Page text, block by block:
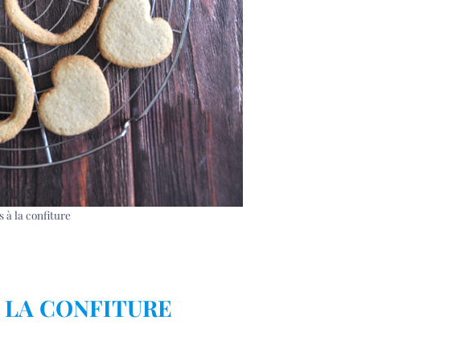
à la confiture
CONFITURE